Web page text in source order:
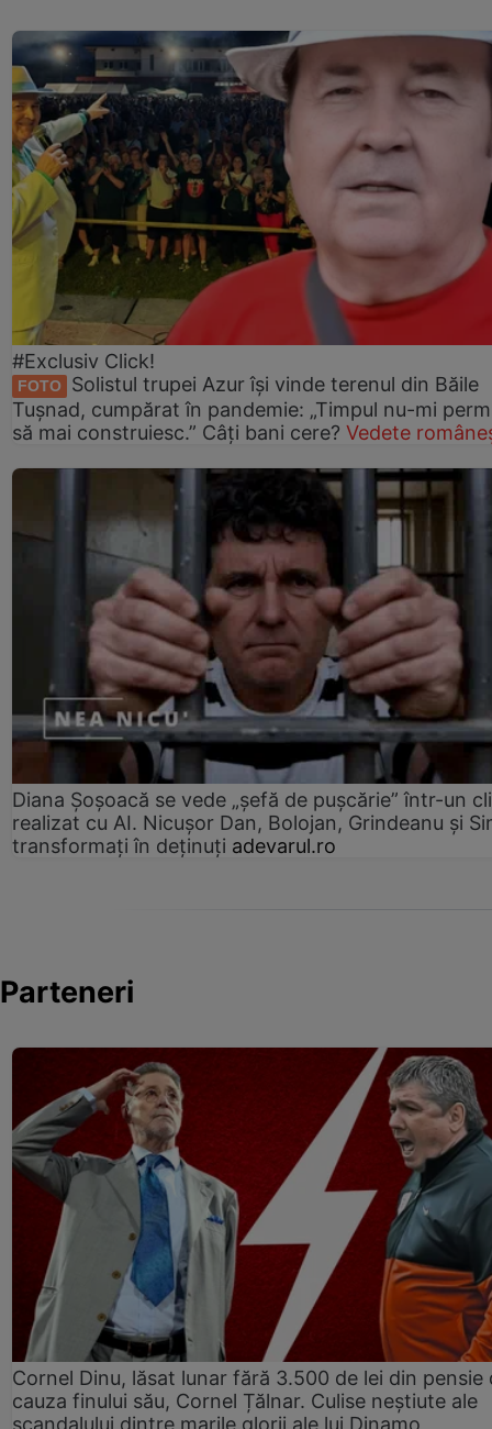
#Exclusiv Click!
FOTO
Solistul trupei Azur își vinde terenul din Băile
Tușnad, cumpărat în pandemie: „Timpul nu-mi
să mai construiesc.” Câți bani cere? Vedete
Diana Șoșoacă se vede „șefă de pușcărie” într-un
realizat cu AI. Nicușor Dan, Bolojan, Grindeanu și
transformați în deținuți adevarul.ro
Parteneri
Cornel Dinu, lăsat lunar fără 3.500 de lei din pensie
cauza finului său, Cornel Țălnar. Culise neștiute ale